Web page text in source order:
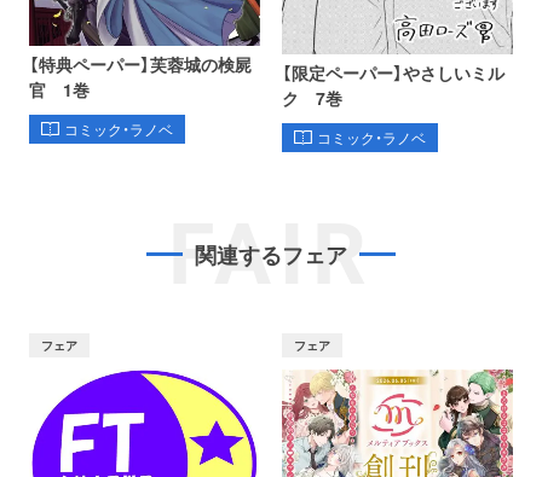
【特典ペーパー】芙蓉城の検屍
官 1巻
コミック・ラノベ
【限定ペーパー】やさしいミル
ク 7巻
コミック・ラノベ
FAIR
関連するフェア
フェア フェア